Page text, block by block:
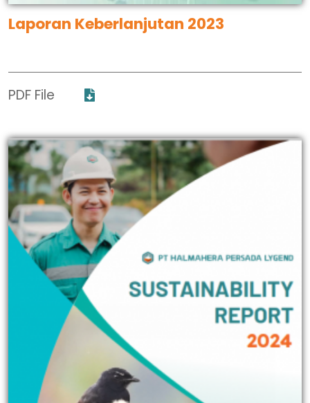
Laporan Keberlanjutan 2023
PDF File